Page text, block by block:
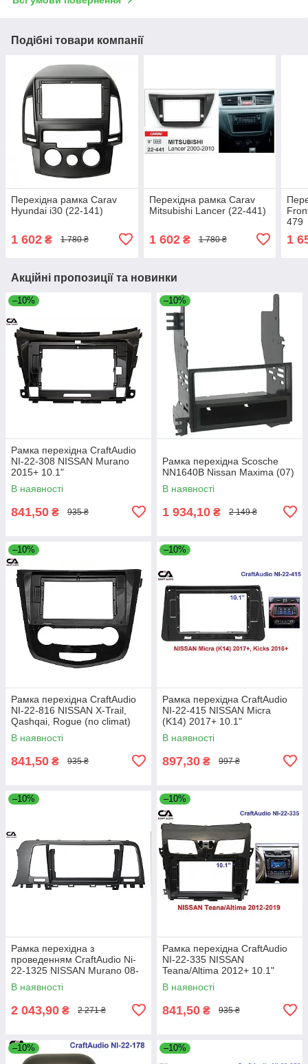
Подібні товари компанії
Перехідна рамка Carav
Hyundai i30 (22-141)
1 602 ₴ 1 780 ₴
Перехідна рамка Carav
Mitsubishi Lancer (22-441)
1 602₴ 1 780 ₴
479
1
Акційні пропозиції та новинки
–10%
Рамка перехідна CraftAudio
NI-22-308 NISSAN Murano
2015+ 10.1"
В наявності
841,50 ₴ 935 ₴
–10%
Рамка перехідна Scosche
NN1640B Nissan Maxima (07)
В наявності
1 934,10 ₴ 2 149 ₴
–10%
Рамка перехідна CraftAudio
NI-22-816 NISSAN X-Trail,
Qashqai, Rogue (no climat)
10,1"
В наявності
841,50 ₴ 935 ₴
–10%
Рамка перехідна CraftAudio
NI-22-415 NISSAN Micra
(K14) 2017+ 10.1"
В наявності
897,30 ₴ 997 ₴
–10%
Рамка перехідна з
проведенням CraftAudio Ni-
22-1325 NISSAN Murano 08-
14 9"
В наявності
2 043,90 ₴ 2 271 ₴
–10%
Рамка перехідна CraftAudio
NI-22-335 NISSAN
Teana/Altima 2012+ 10.1"
В наявності
841,50 ₴ 935 ₴
–10% –10%